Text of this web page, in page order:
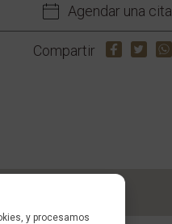
Agendar una cita
Compartir
y procesamos